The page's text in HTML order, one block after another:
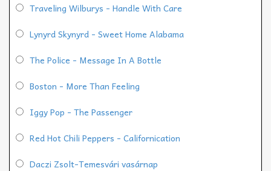
Traveling Wilburys - Handle With Care
Lynyrd Skynyrd - Sweet Home Alabama
The Police - Message In A Bottle
Boston - More Than Feeling
Iggy Pop - The Passenger
Red Hot Chili Peppers - Californication
Daczi Zsolt-Temesvári vasárnap